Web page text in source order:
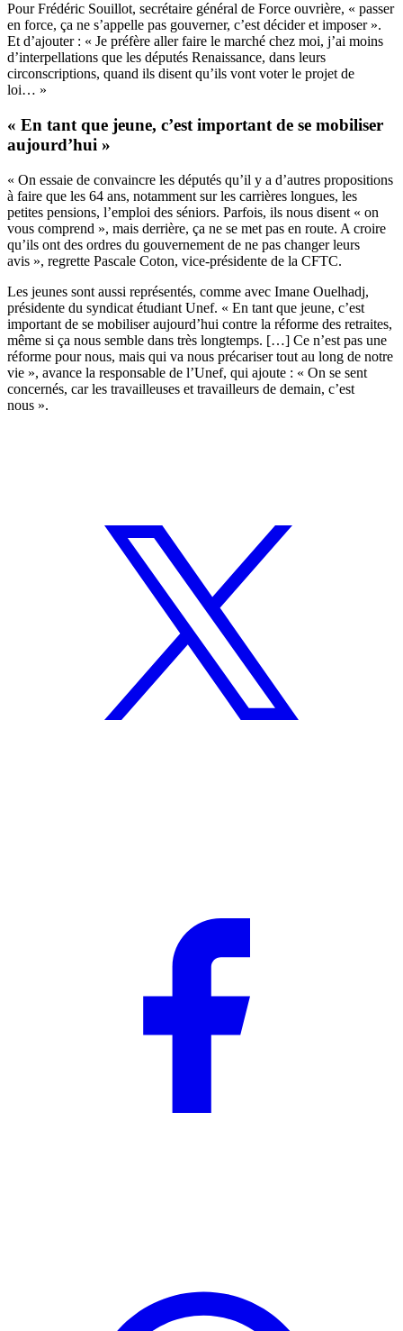
Pour Frédéric Souillot, secrétaire général de Force ouvrière, « passer
en force, ça ne s’appelle pas gouverner, c’est décider et imposer ».
Et d’ajouter : « Je préfère aller faire le marché chez moi, j’ai moins
d’interpellations que les députés Renaissance, dans leurs
circonscriptions, quand ils disent qu’ils vont voter le projet de
loi… »
« En tant que jeune, c’est important de se mobiliser
aujourd’hui »
« On essaie de convaincre les députés qu’il y a d’autres propositions
à faire que les 64 ans, notamment sur les carrières longues, les
petites pensions, l’emploi des séniors. Parfois, ils nous disent « on
vous comprend », mais derrière, ça ne se met pas en route. A croire
qu’ils ont des ordres du gouvernement de ne pas changer leurs
avis », regrette Pascale Coton, vice-présidente de la CFTC.
Les jeunes sont aussi représentés, comme avec Imane Ouelhadj,
présidente du syndicat étudiant Unef. « En tant que jeune, c’est
important de se mobiliser aujourd’hui contre la réforme des retraites,
même si ça nous semble dans très longtemps. […] Ce n’est pas une
réforme pour nous, mais qui va nous précariser tout au long de notre
vie », avance la responsable de l’Unef, qui ajoute : « On se sent
concernés, car les travailleuses et travailleurs de demain, c’est
nous ».